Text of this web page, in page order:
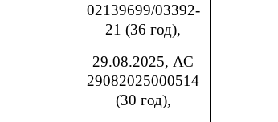
02139699/03392-
21 (36 год),
29.08.2025, АС
29082025000514
(30 год),